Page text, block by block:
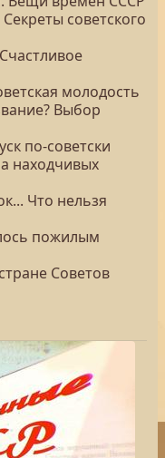
советского
молодость
Выбор
по-советски
находчивых
Что нельзя
пожилым
Советов